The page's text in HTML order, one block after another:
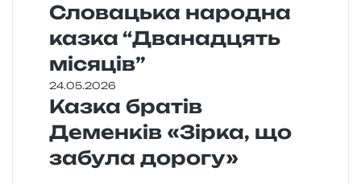
Словацька народна
казка “Дванадцять
місяців”
24.05.2026
Казка братів
Деменків «Зірка, що
забула дорогу»